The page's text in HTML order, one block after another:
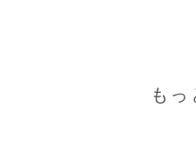
もっ